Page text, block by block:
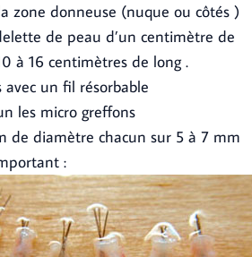
zone donneuse (nuque ou côtés )
de peau d’un centimètre de
à 16 centimètres de long .
avec un fil résorbable
les micro greffons
de diamètre chacun sur 5 à 7 mm
: